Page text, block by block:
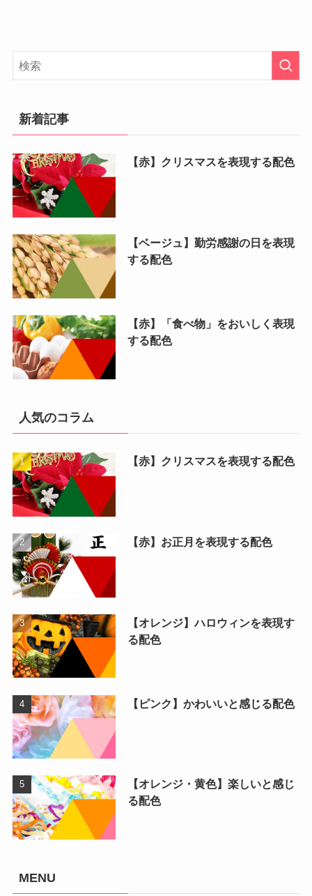
新着記事
【赤】クリスマスを表現する配色
【ベージュ】勤労感謝の日を表現
する配色
【赤】「食べ物」をおいしく表現
する配色
人気のコラム
【赤】クリスマスを表現する配色
【赤】お正月を表現する配色
【オレンジ】ハロウィンを表現す
る配色
【ピンク】かわいいと感じる配色
【オレンジ・黄色】楽しいと感じ
る配色
MENU